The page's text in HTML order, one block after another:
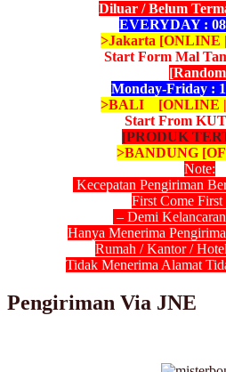
Diluar / Belum
EVERYDAY :
>Jakarta [ONLINE
Start Form Mal
Monday-Friday :
>BALI [ONLINE |
Start From
[PRODUK
>BANDUNG
Note:
Kecepatan Pengiriman
First Come First
– Demi
Hanya Menerima
Rumah / Kantor /
Tidak Menerima Alamat
Pengiriman Via JNE